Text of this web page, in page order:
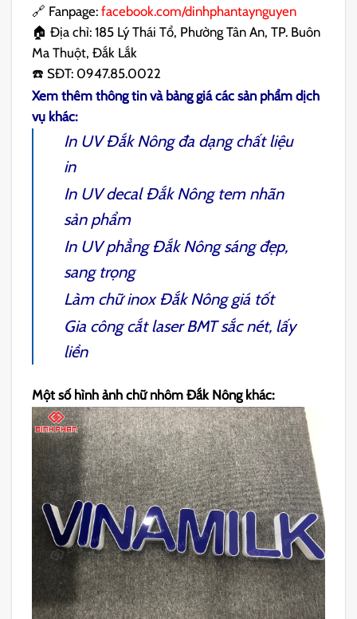
🔗 Fanpage:facebook.com/dinhphantaynguyen
🏠 Địa chỉ: 185 Lý Thái Tổ, Phường Tân An, TP. Buôn
Ma Thuột, Đắk Lắk
☎️ SĐT: 0947.85.0022
Xem thêm thông tin và bảng giá các sản phẩm dịch
vụ khác:
In UV Đắk Nôngđa dạng chất liệu
in
In UV decal Đắk Nôngtem nhãn
sản phẩm
In UV phẳng Đắk Nông sáng đẹp,
sang trọng
Làm chữ inox Đắk Nônggiá tốt
Gia công cắt laser BMTsắc nét, lấy
liền
Một số hình ảnh chữ nhôm Đắk Nông khác: